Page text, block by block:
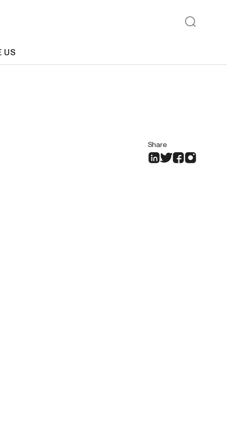
US
Share